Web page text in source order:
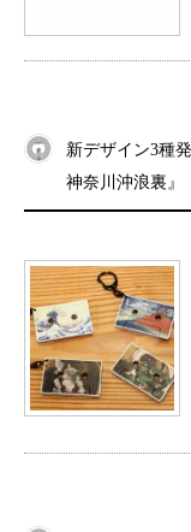
新デザイン3種
神奈川沖浪裏』